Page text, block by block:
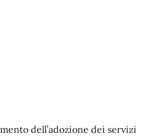
dell’adozione dei servizi